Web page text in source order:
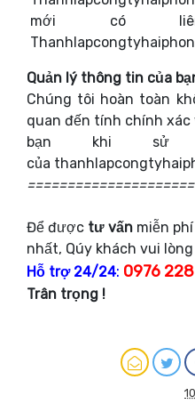
mới có
Quản lý thông tin của
Chúng tôi hoàn toàn
quan đến tính chính
bạn khi sử
của
Để được tư vấn miễn
nhất, Qúy khách vui
Hỗ trợ 24/24: 0976
Trân trọng !